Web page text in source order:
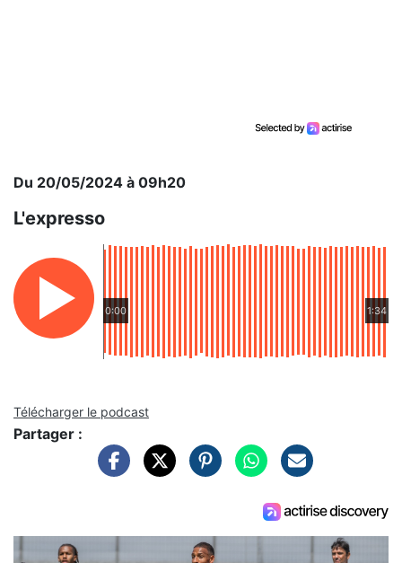
Du 20/05/2024 à 09h20
L'expresso
0:00 1:34
Télécharger le podcast
Partager :